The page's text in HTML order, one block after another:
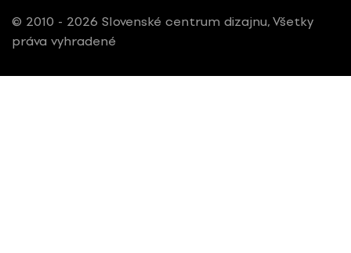
© 2010 - 2026 Slovenské centrum dizajnu, Všetky
práva vyhradené